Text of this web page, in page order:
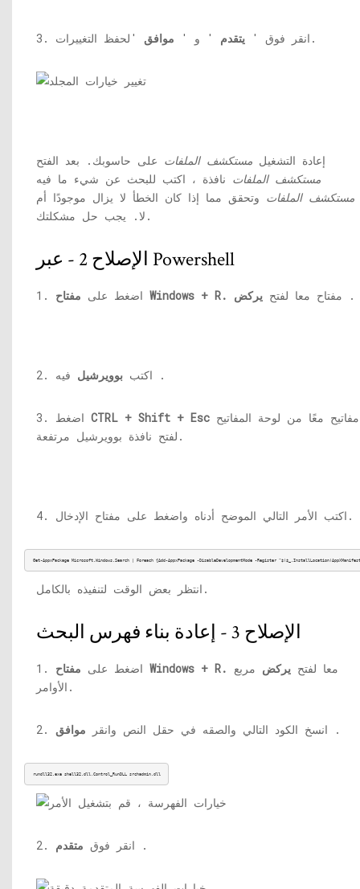
3. انقر فوق ' يتقدم ' و ' موافق 'لحفظ التغييرات.
إعادة التشغيل مستكشف الملفات على حاسوبك. بعد الفتح
مستكشف الملفات نافذة ، اكتب للبحث عن شيء ما فيه
مستكشف الملفات وتحقق مما إذا كان الخطأ لا يزال موجودًا أم
لا. يجب حل مشكلتك.
الإصلاح 2 - عبر Powershell
1. اضغط على مفتاح Windows + R. مفتاح معا لفتح يركض .
2. اكتب بوويرشيل فيه .
CTRL + Shift + Esc
لفتح نافذة بوويرشيل مرتفعة.
4. اكتب الأمر التالي الموضح أدناه واضغط على مفتاح الإدخال.
Get-AppxPackage Microsoft.Windows.Search | Foreach {Add-AppxPackage -DisableDevelopmentMode -Register “$($_.InstallLocation)
انتظر بعض الوقت لتنفيذه بالكامل.
الإصلاح 3 - إعادة بناء فهرس البحث
1. اضغط على مفتاح Windows + R. معا لفتح يركض مربع
الأوامر.
2. انسخ الكود التالي والصقه في حقل النص وانقر موافق .
rundll32.exe shell32.dll,Control_RunDLL srchadmin.dll
2. انقر فوق متقدم .